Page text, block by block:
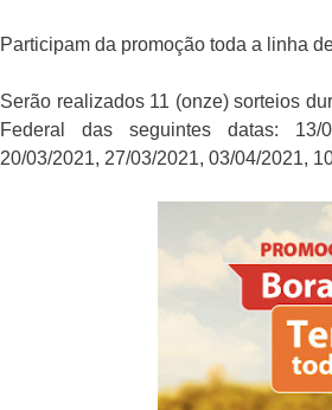
Participam da promoção toda a linha
Serão realizados 11 (onze) sorteios
Federal das seguintes datas: 13/
20/03/2021, 27/03/2021, 03/04/2021,